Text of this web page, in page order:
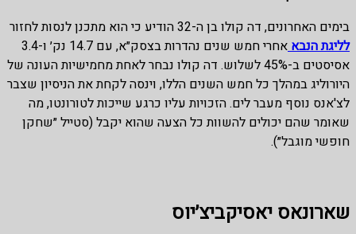
בימים האחרונים, דה קולו בן ה-32 הודיע כי הוא מתכנן לנסות לחזור
לליגת הנבא
אחרי חמש שנים נהדרות בצסק״א, עם 14.7 נק׳ ו-3.4
אסיסטים ב-45% לשלוש. דה קולו נבחר לאחת מחמישיות העונה של
היורוליג במהלך כל חמש השנים הללו, וינסה לקחת את הניסיון שצבר
לצ'אנס נוסף מעבר לים. הזכויות עליו כרגע שייכות לטורונטו, מה
שאומר שהם יכולים להשוות כל הצעה שהוא יקבל (סטייל ״שחקן
חופשי מוגבל״).
שארונאס יאסיקביצ׳יוס